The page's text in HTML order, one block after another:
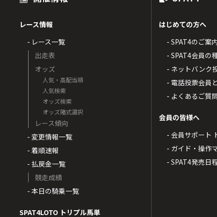
レース情報
- レース一覧
出走表
オッズ
人気・高配当順
人気検索
オッズ検索
オッズ賭式選択
レース傾向
- 変更情報一覧
- 着順速報
- 払戻金一覧
競走成績
- 本日の騎乗一覧
SPAT4LOTO トリプル馬単
はじめての方へ
- SPAT4のご案
- SPAT4会員の
- ネットバンク
- 電話投票会員
- よくあるご質
会員の皆様へ
- 会員サポート
- ガイド・操作
- SPAT4発売日